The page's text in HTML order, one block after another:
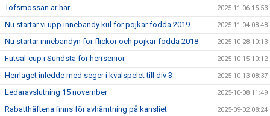
Tofsmössan är här 2025-11-06 15:53
Nu startar vi upp innebandy kul för pojkar födda 2019 2025-11-04 08:48
Nu startar innebandyn för flickor och pojkar födda 2018 2025-10-28 10:13
Futsal-cup i Sundsta för herrsenior 2025-10-15 10:12
Herrlaget inledde med seger i kvalspelet till div 3 2025-10-13 08:37
Ledaravslutning 15 november 2025-10-08 11:49
Rabatthäftena finns för avhämtning på kansliet 2025-09-02 08:24